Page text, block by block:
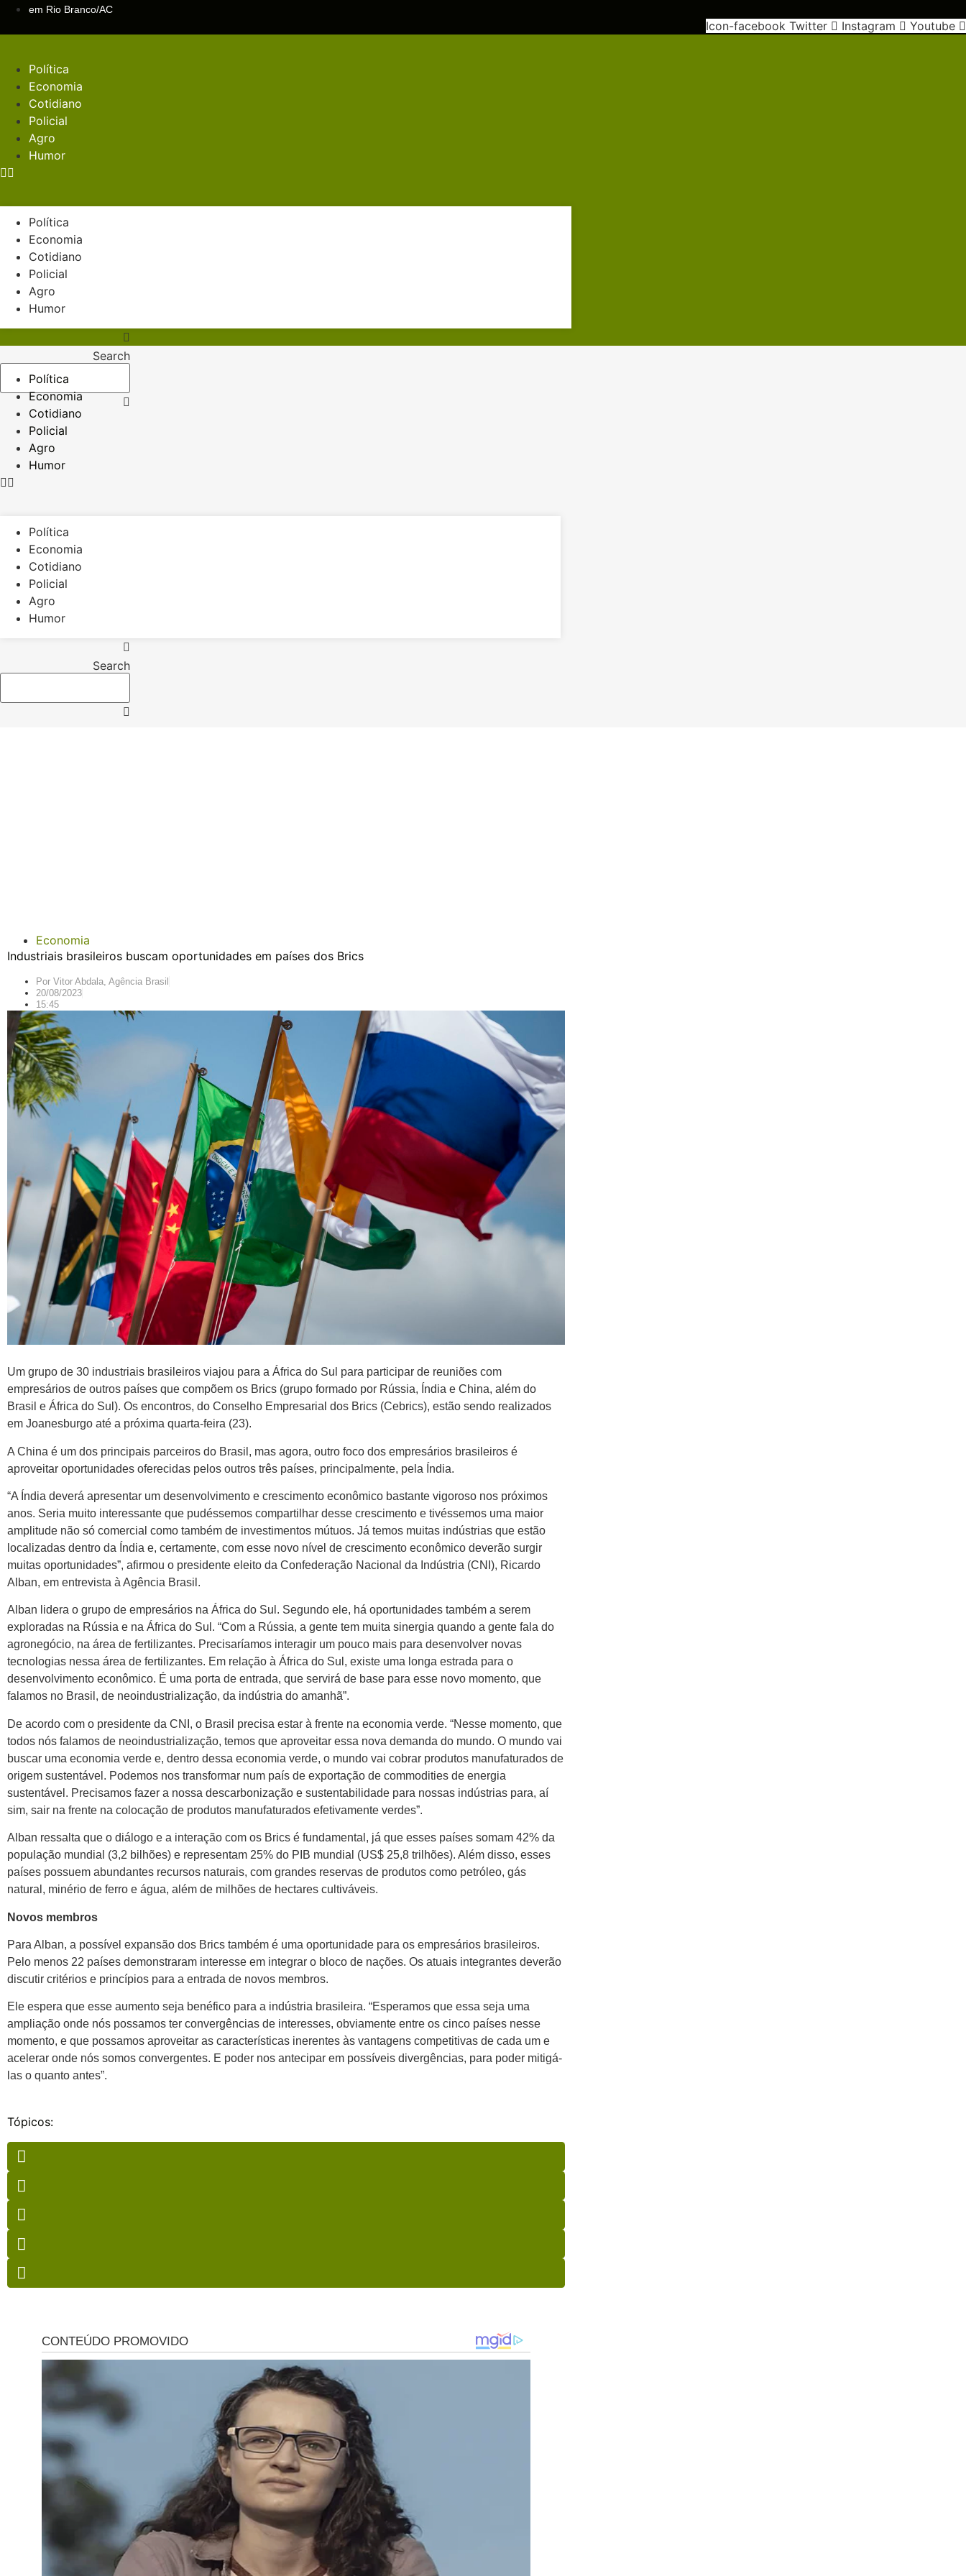
em Rio Branco/AC
Icon-facebook Twitter Instagram Youtube
Política
Economia
Cotidiano
Policial
Agro
Humor
Política
Economia
Cotidiano
Policial
Agro
Humor
Search
Política
Economia
Cotidiano
Policial
Agro
Humor
Política
Economia
Cotidiano
Policial
Agro
Humor
Search
Economia
Industriais brasileiros buscam oportunidades em países dos Brics
Por Vitor Abdala, Agência Brasil
20/08/2023
15:45
Um grupo de 30 industriais brasileiros viajou para a África do Sul para participar de reuniões com
empresários de outros países que compõem os Brics (grupo formado por Rússia, Índia e China, além do
Brasil e África do Sul). Os encontros, do Conselho Empresarial dos Brics (Cebrics), estão sendo realizados
em Joanesburgo até a próxima quarta-feira (23).
A China é um dos principais parceiros do Brasil, mas agora, outro foco dos empresários brasileiros é
aproveitar oportunidades oferecidas pelos outros três países, principalmente, pela Índia.
“A Índia deverá apresentar um desenvolvimento e crescimento econômico bastante vigoroso nos próximos
anos. Seria muito interessante que pudéssemos compartilhar desse crescimento e tivéssemos uma maior
amplitude não só comercial como também de investimentos mútuos. Já temos muitas indústrias que estão
localizadas dentro da Índia e, certamente, com esse novo nível de crescimento econômico deverão surgir
muitas oportunidades”, afirmou o presidente eleito da Confederação Nacional da Indústria (CNI), Ricardo
Alban, em entrevista à Agência Brasil.
Alban lidera o grupo de empresários na África do Sul. Segundo ele, há oportunidades também a serem
exploradas na Rússia e na África do Sul. “Com a Rússia, a gente tem muita sinergia quando a gente fala do
agronegócio, na área de fertilizantes. Precisaríamos interagir um pouco mais para desenvolver novas
tecnologias nessa área de fertilizantes. Em relação à África do Sul, existe uma longa estrada para o
desenvolvimento econômico. É uma porta de entrada, que servirá de base para esse novo momento, que
falamos no Brasil, de neoindustrialização, da indústria do amanhã”.
De acordo com o presidente da CNI, o Brasil precisa estar à frente na economia verde. “Nesse momento, que
todos nós falamos de neoindustrialização, temos que aproveitar essa nova demanda do mundo. O mundo vai
buscar uma economia verde e, dentro dessa economia verde, o mundo vai cobrar produtos manufaturados de
origem sustentável. Podemos nos transformar num país de exportação de commodities de energia
sustentável. Precisamos fazer a nossa descarbonização e sustentabilidade para nossas indústrias para, aí
sim, sair na frente na colocação de produtos manufaturados efetivamente verdes”.
Alban ressalta que o diálogo e a interação com os Brics é fundamental, já que esses países somam 42% da
população mundial (3,2 bilhões) e representam 25% do PIB mundial (US$ 25,8 trilhões). Além disso, esses
países possuem abundantes recursos naturais, com grandes reservas de produtos como petróleo, gás
natural, minério de ferro e água, além de milhões de hectares cultiváveis.
Novos membros
Para Alban, a possível expansão dos Brics também é uma oportunidade para os empresários brasileiros.
Pelo menos 22 países demonstraram interesse em integrar o bloco de nações. Os atuais integrantes deverão
discutir critérios e princípios para a entrada de novos membros.
Ele espera que esse aumento seja benéfico para a indústria brasileira. “Esperamos que essa seja uma
ampliação onde nós possamos ter convergências de interesses, obviamente entre os cinco países nesse
momento, e que possamos aproveitar as características inerentes às vantagens competitivas de cada um e
acelerar onde nós somos convergentes. E poder nos antecipar em possíveis divergências, para poder mitigá-
las o quanto antes”.
Tópicos: